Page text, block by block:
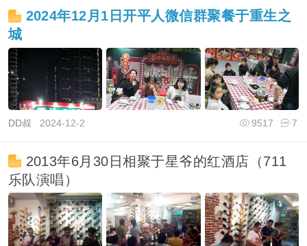
2024年12月1日开平人微信群聚餐于重生之
城
DD叔 2024-12-2 7
9517
2013年6月30日相聚于星爷的红酒店（711
乐队演唱）